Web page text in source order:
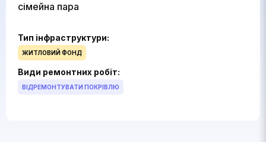
Тип інфраструктури:
ЖИТЛОВИЙ ФОНД
Види ремонтних робіт:
ВІДРЕМОНТУВАТИ ПОКРІВЛЮ
сімейна пара